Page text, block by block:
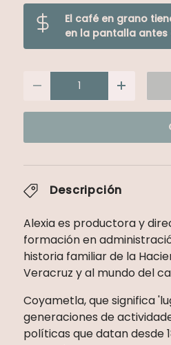
El café en grano
en la pantalla
Disminuir cantidad
Descripción
Alexia es productora y
formación en
historia familiar de la
Veracruz y al mundo del
Coyametla, que significa
generaciones de
políticas que datan desde